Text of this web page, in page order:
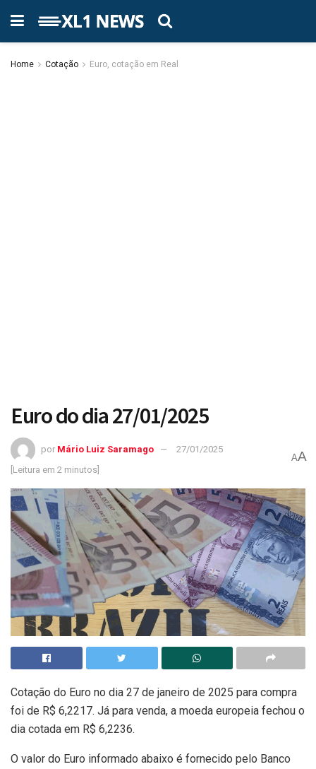
Home Cotação Euro, cotação em Real
Euro do dia 27/01/2025
por Mário Luiz Saramago
27/01/2025
[Leitura em 2 minutos]
AA
Cotação do Euro no dia 27 de janeiro de 2025 para compra
foi de R$ 6,2217. Já para venda, a moeda europeia fechou o
dia cotada em R$ 6,2236.
O valor do Euro informado abaixo é fornecido pelo Banco